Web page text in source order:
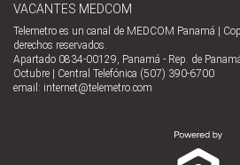
VACANTES MEDCOM
Telemetro es un canal de MEDCOM Panamá |
derechos reservados.
Apartado 0834-00129, Panamá - Rep. de
Octubre | Central Telefónica (507) 390-6700
email: internet@telemetro.com